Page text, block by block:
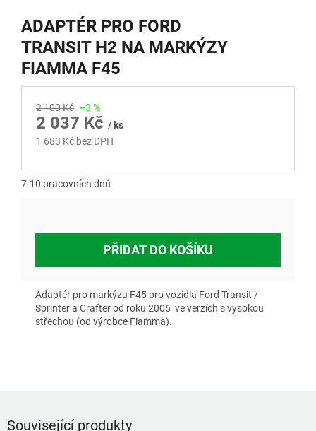
ADAPTÉR PRO FORD
TRANSIT H2 NA MARKÝZY
FIAMMA F45
2 100 Kč –3 %
2 037 Kč / ks
1 683 Kč bez DPH
7-10 pracovních dnů
PŘIDAT DO KOŠÍKU
Adaptér pro markýzu F45 pro vozidla Ford Transit /
Sprinter a Crafter od roku 2006 ve verzích s vysokou
střechou (od výrobce Fiamma).
Související produkty